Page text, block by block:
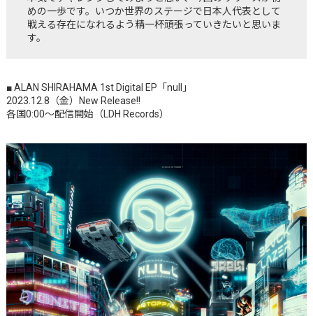
めの一歩です。いつか世界のステージで日本人代表として
戦える存在になれるよう精一杯頑張っていきたいと思いま
す。
■ALAN SHIRAHAMA 1st Digital EP「null」
2023.12.8（金）New Release!!
各国0:00〜配信開始（LDH Records）